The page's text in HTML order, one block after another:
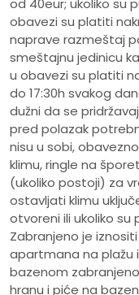
od 40eur; ukoliko su
obavezi su platiti
naprave razmeštaj
smeštajnu jedinicu
u obavezi su platiti
do 17:30h svakog
dužni da se
pred polazak
nisu u sobi,
klimu, ringle na
(ukoliko postoji) za
ostavljati klimu
otvoreni ili ukoliko
Zabranjeno je
apartmana na plažu
bazenom
hranu i piće na